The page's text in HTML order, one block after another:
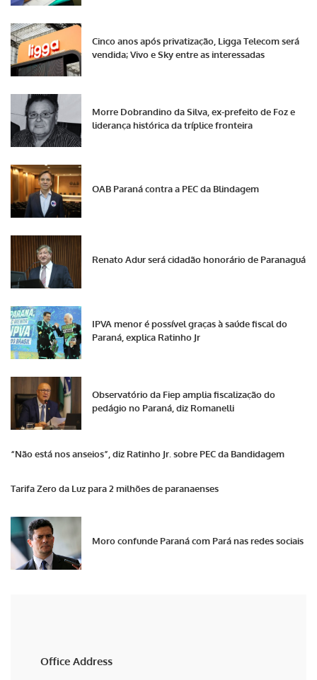
Cinco anos após privatização, Ligga Telecom será
vendida; Vivo e Sky entre as interessadas
Morre Dobrandino da Silva, ex-prefeito de Foz e
liderança histórica da tríplice fronteira
OAB Paraná contra a PEC da Blindagem
Renato Adur será cidadão honorário de Paranaguá
IPVA menor é possível graças à saúde fiscal do
Paraná, explica Ratinho Jr
Observatório da Fiep amplia fiscalização do
pedágio no Paraná, diz Romanelli
“Não está nos anseios”, diz Ratinho Jr. sobre PEC da Bandidagem
Tarifa Zero da Luz para 2 milhões de paranaenses
Moro confunde Paraná com Pará nas redes sociais
Office Address